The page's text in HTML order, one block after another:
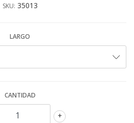
SKU: 35013
LARGO
CANTIDAD
+